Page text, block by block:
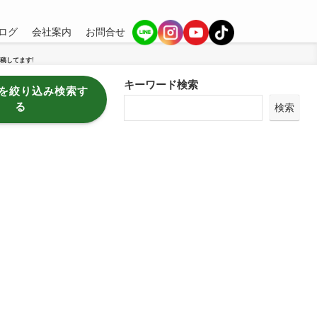
グ
してます!
会社案内 お問合せ
絞り込み検索す
る
キーワード検索
検索